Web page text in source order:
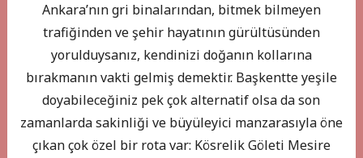
Ankara’nın gri binalarından, bitmek bilmeyen
trafiğinden ve şehir hayatının gürültüsünden
yorulduysanız, kendinizi doğanın kollarına
bırakmanın vakti gelmiş demektir. Başkentte yeşile
doyabileceğiniz pek çok alternatif olsa da son
zamanlarda sakinliği ve büyüleyici manzarasıyla öne
çıkan çok özel bir rota var: Kösrelik Göleti Mesire